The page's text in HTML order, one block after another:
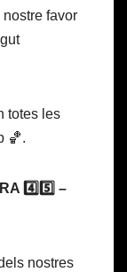
nostre favor
totes les
🏀.
4️⃣5️⃣ –
nostres